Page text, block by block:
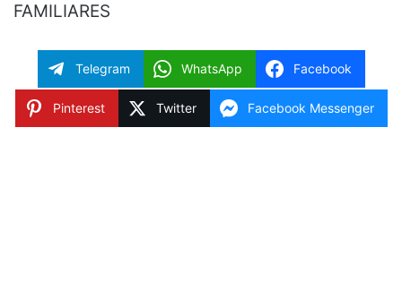
FAMILIARES
Telegram WhatsApp Facebook
Pinterest Twitter Facebook Messenger